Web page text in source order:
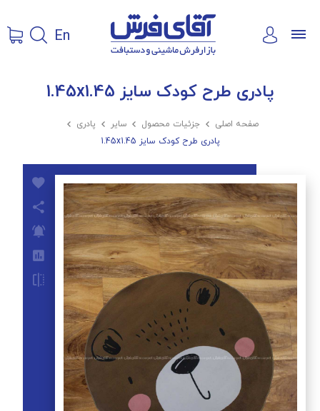
En
پادری طرح کودک سایز 1.45x1.45
صفحه اصلی  جزئیات محصول  سایر  پادری 
پادری طرح کودک سایز 1.45x1.45